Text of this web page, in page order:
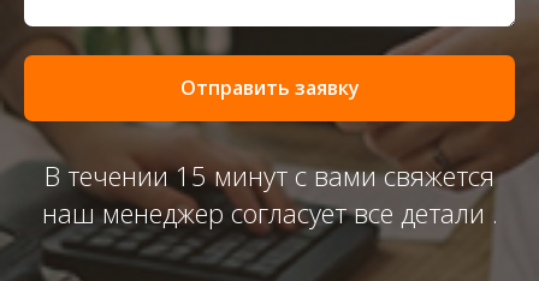
Отправить заявку
В течении 15 минут с вами свяжется
наш менеджер согласует все детали .